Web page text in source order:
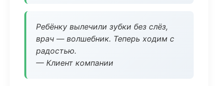
Ребёнку вылечили зубки без слёз,
врач — волшебник. Теперь ходим с
радостью.
— Клиент компании